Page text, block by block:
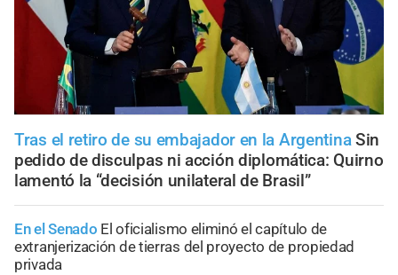
Tras el retiro de su embajador en la Argentina Sin
pedido de disculpas ni acción diplomática: Quirno
lamentó la “decisión unilateral de Brasil”
En el Senado El oficialismo eliminó el capítulo de
extranjerización de tierras del proyecto de propiedad
privada